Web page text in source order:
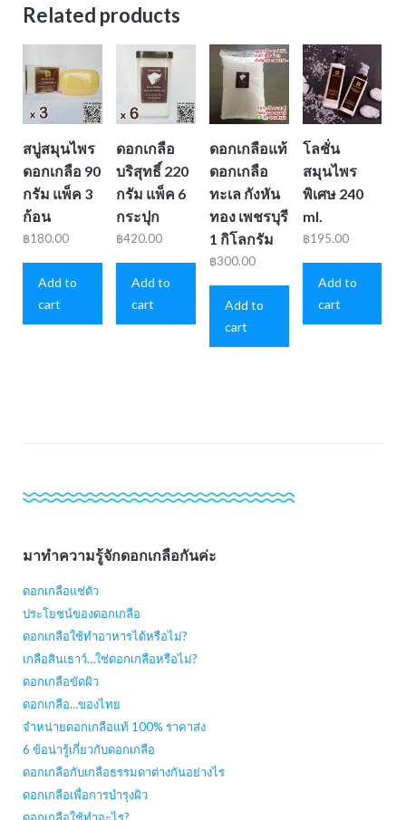
Related products
สบู่สมุนไพร
ดอกเกลือ 90
กรัม แพ็ค 3
ก้อน
฿180.00
Add to
cart
ดอกเกลือ
บริสุทธิ์ 220
กรัม แพ็ค 6
กระปุก
฿420.00
Add to
cart
ดอกเกลือแท้
ดอกเกลือ
ทะเล กังหัน
ทอง เพชรบุรี
1 กิโลกรัม
฿300.00
Add to
cart
โลชั่น
สมุนไพร
พิเศษ 240
ml.
฿195.00
Add to
cart
มาทำความรู้จักดอกเกลือกันค่ะ
ดอกเกลือแช่ตัว
ประโยชน์ของดอกเกลือ
ดอกเกลือใช้ทำอาหารได้หรือไม่?
เกลือสินเธาว์…ใช่ดอกเกลือหรือไม่?
ดอกเกลือขัดผิว
ดอกเกลือ…ของไทย
จำหน่ายดอกเกลือแท้ 100% ราคาส่ง
6 ข้อน่ารู้เกี่ยวกับดอกเกลือ
ดอกเกลือกับเกลือธรรมดาต่างกันอย่างไร
ดอกเกลือเพื่อการบำรุงผิว
ดอกเกลือใช้ทำอะไร?